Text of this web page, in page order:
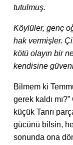
tutulmuş.
Köylüler, genç
hak vermişler.
kötü olayın bir
kendisine
Bilmem ki
gerek kaldı
küçük Tanrı
gücünü bilsin,
sonunda ona